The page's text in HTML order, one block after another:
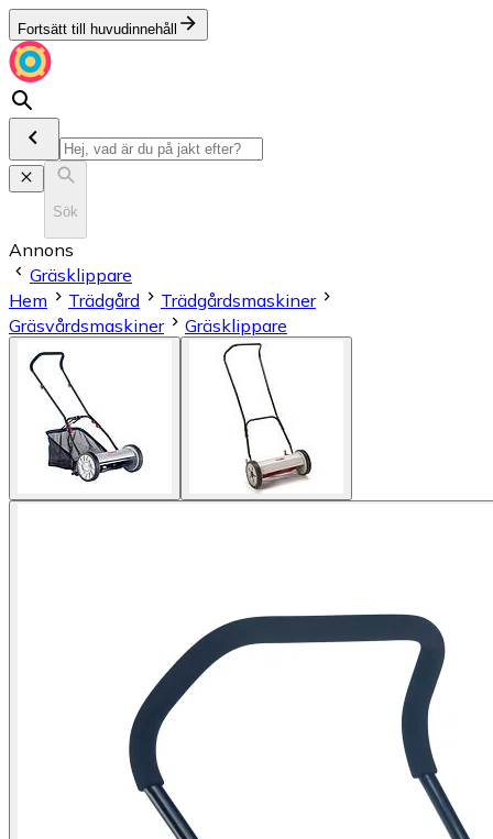
Fortsätt till huvudinnehåll
Sök
Annons
Gräsklippare
Hem
Trädgård
Trädgårdsmaskiner
Gräsvårdsmaskiner
Gräsklippare